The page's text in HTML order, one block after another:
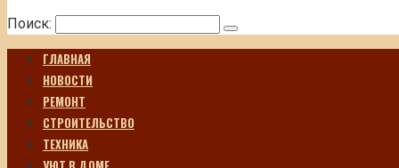
Поиск:
ГЛАВНАЯ
НОВОСТИ
РЕМОНТ
СТРОИТЕЛЬСТВО
ТЕХНИКА